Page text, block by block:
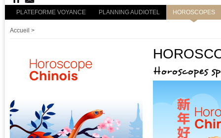
PLATEFORME VOYANCE PLANNING AUDIOTEL HOROSCOPES
Accueil >
Horoscopes